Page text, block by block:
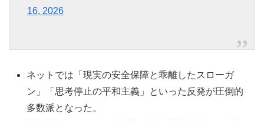
16, 2026
ネットでは「現実の安全保障と乖離したスローガ
ン」「思考停止の平和主義」といった反発が圧倒的
多数派となった。